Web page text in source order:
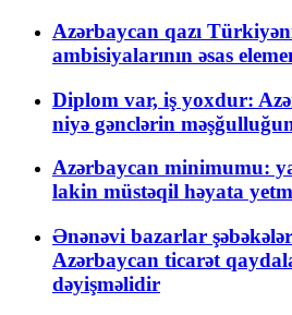
Azərbaycan qazı
ambisiyalarının əsas
Diplom var, iş yoxdur:
niyə gənclərin
Azərbaycan minimumu:
lakin müstəqil həyata
Ənənəvi bazarlar
Azərbaycan ticarət
dəyişməlidir